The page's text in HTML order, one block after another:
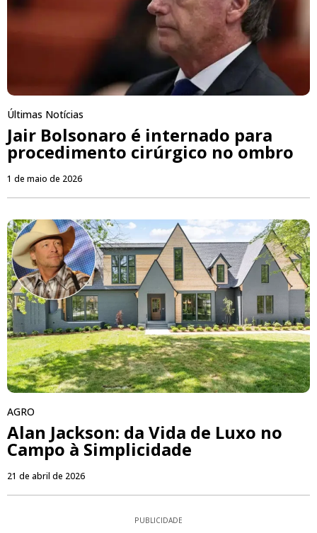
Últimas Notícias
Jair Bolsonaro é internado para
procedimento cirúrgico no ombro
1 de maio de 2026
AGRO
Alan Jackson: da Vida de Luxo no
Campo à Simplicidade
21 de abril de 2026
PUBLICIDADE